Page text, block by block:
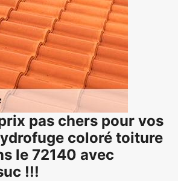
pas chers pour vos
coloré toiture
le 72140 avec
!!!